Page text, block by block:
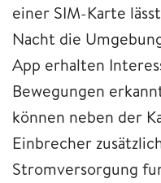
einer SIM-Karte
Nacht die
App erhalten
Bewegungen
können neben der
Einbrecher
Stromversorgung